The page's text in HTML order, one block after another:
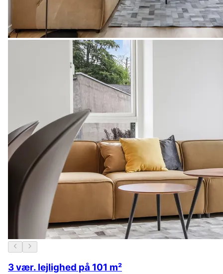
3 vær. lejlighed på 101 m²